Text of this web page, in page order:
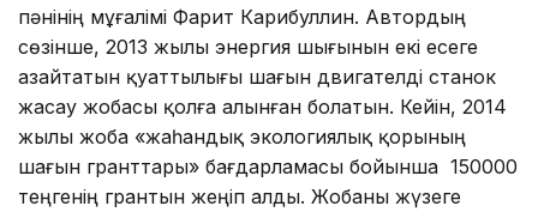
пәнінің мұғалімі Фарит Карибуллин. Автордың
сөзінше, 2013 жылы энергия шығынын екі есеге
азайтатын қуаттылығы шағын двигателді станок
жасау жобасы қолға алынған болатын. Кейін, 2014
жылы жоба «жаһандық экологиялық қорының
шағын гранттары» бағдарламасы бойынша 150000
теңгенің грантын жеңіп алды. Жобаны жүзеге